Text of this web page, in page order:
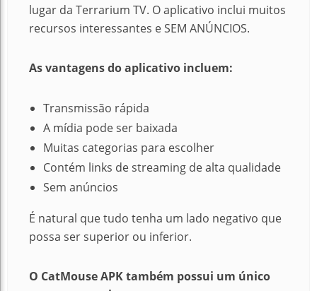
lugar da Terrarium TV. O aplicativo inclui muitos
recursos interessantes e SEM ANÚNCIOS.
As vantagens do aplicativo incluem:
Transmissão rápida
A mídia pode ser baixada
Muitas categorias para escolher
Contém links de streaming de alta qualidade
Sem anúncios
É natural que tudo tenha um lado negativo que
possa ser superior ou inferior.
O CatMouse APK também possui um único